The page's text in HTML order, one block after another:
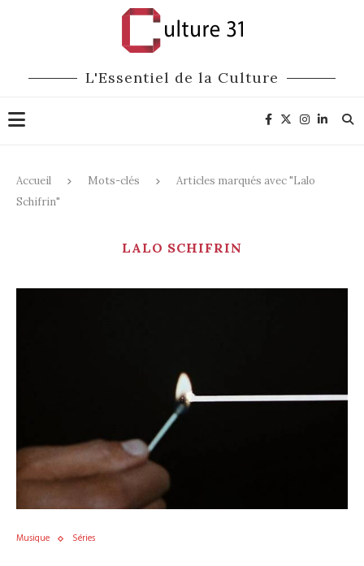
L'Essentiel de la Culture
Accueil Mots-clés
Articles marqués avec "Lalo
Schifrin"
LALO SCHIFRIN
Musique Séries